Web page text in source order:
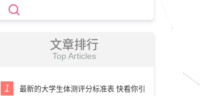
文章排行
Top Articles
最新的大学生体测评分标准表 快看你引